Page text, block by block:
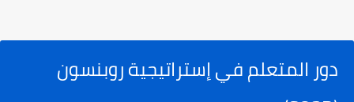
دور المتعلم في إستراتيجية روبنسون